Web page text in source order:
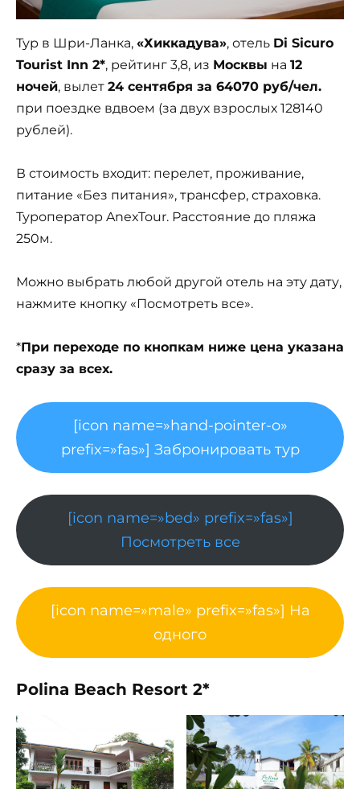
Тур в Шри-Ланка, «Хиккадува», отель Di Sicuro
Tourist Inn 2*, рейтинг 3,8, из Москвы на 12
ночей, вылет 24 сентября за 64070 руб/чел.
при поездке вдвоем (за двух взрослых 128140
рублей).
В стоимость входит: перелет, проживание,
питание «Без питания», трансфер, страховка.
Туроператор AnexTour. Расстояние до пляжа
250м.
Можно выбрать любой другой отель на эту дату,
нажмите кнопку «Посмотреть все».
*При переходе по кнопкам ниже цена указана
сразу за всех.
[icon name=»hand-pointer-o»
prefix=»fas»] Забронировать тур
[icon name=»bed» prefix=»fas»]
Посмотреть все
[icon name=»male» prefix=»fas»] На
одного
Polina Beach Resort 2*